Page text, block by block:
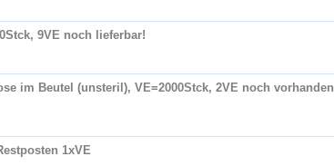
9VE noch lieferbar!
im Beutel (unsteril), VE=2000Stck, 2VE noch vorhanden
1xVE